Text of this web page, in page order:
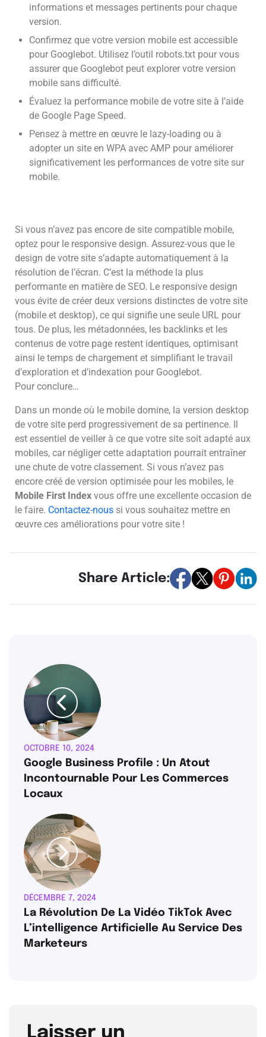
informations et messages pertinents pour chaque
version.
Confirmez que votre version mobile est accessible
pour Googlebot. Utilisez l’outil robots.txt pour vous
assurer que Googlebot peut explorer votre version
mobile sans difficulté.
Évaluez la performance mobile de votre site à l’aide
de Google Page Speed.
Pensez à mettre en œuvre le lazy-loading ou à
adopter un site en WPA avec AMP pour améliorer
significativement les performances de votre site sur
mobile.
Si vous n’avez pas encore de site compatible mobile,
optez pour le responsive design. Assurez-vous que le
design de votre site s’adapte automatiquement à la
résolution de l’écran. C’est la méthode la plus
performante en matière de SEO. Le responsive design
vous évite de créer deux versions distinctes de votre site
(mobile et desktop), ce qui signifie une seule URL pour
tous. De plus, les métadonnées, les backlinks et les
contenus de votre page restent identiques, optimisant
ainsi le temps de chargement et simplifiant le travail
d’exploration et d’indexation pour Googlebot.
Pour conclure…
Dans un monde où le mobile domine, la version desktop
de votre site perd progressivement de sa pertinence. Il
est essentiel de veiller à ce que votre site soit adapté aux
mobiles, car négliger cette adaptation pourrait entraîner
une chute de votre classement. Si vous n’avez pas
encore créé de version optimisée pour les mobiles, le
Mobile First Index vous offre une excellente occasion de
le faire. Contactez-nous si vous souhaitez mettre en
œuvre ces améliorations pour votre site !
Share Article:
OCTOBRE 10, 2024
Google Business Profile : Un Atout
Incontournable Pour Les Commerces
Locaux
DÉCEMBRE 7, 2024
La Révolution De La Vidéo TikTok Avec
L’intelligence Artificielle Au Service Des
Marketeurs